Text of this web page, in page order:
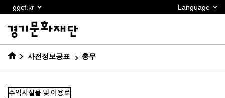
바로가기
ggcf.kr Language
사전정보공표 총무
수익시설물 및 이용료